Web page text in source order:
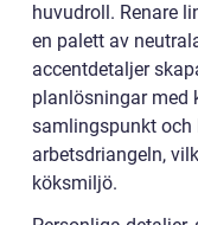
huvudroll. Renare
en palett av
accentdetaljer
planlösningar med
samlingspunkt och
arbetsdriangeln,
köksmiljö.